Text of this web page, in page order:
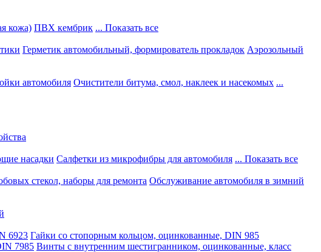
кожа) ПВХ кембрик ... Показать все
Герметик автомобильный, формирователь прокладок Аэрозольный
автомобиля Очистители битума, смол, наклеек и насекомых ...
насадки Салфетки из микрофибры для автомобиля ... Показать все
стекол, наборы для ремонта Обслуживание автомобиля в зимний
6923 Гайки со стопорным кольцом, оцинкованные, DIN 985
7985 Винты с внутренним шестигранником, оцинкованные, класс